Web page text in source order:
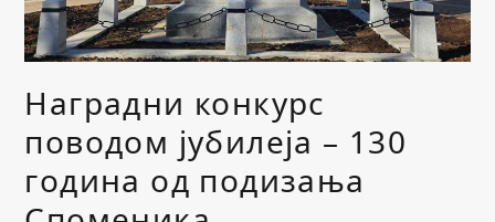
Наградни конкурс
поводом јубилеја – 130
година од подизања